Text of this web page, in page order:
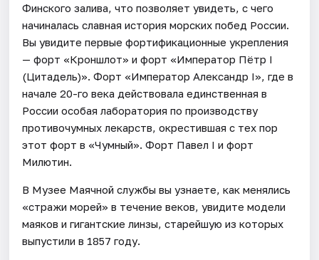
Финского залива, что позволяет увидеть, с чего
начиналась славная история морских побед России.
Вы увидите первые фортификационные укрепления
— форт «Кроншлот» и форт «Император Пётр I
(Цитадель)». Форт «Император Александр I», где в
начале 20-го века действовала единственная в
России особая лаборатория по производству
противочумных лекарств, окрестившая с тех пор
этот форт в «Чумный». Форт Павел I и форт
Милютин.
В Музее Маячной службы вы узнаете, как менялись
«стражи морей» в течение веков, увидите модели
маяков и гигантские линзы, старейшую из которых
выпустили в 1857 году.